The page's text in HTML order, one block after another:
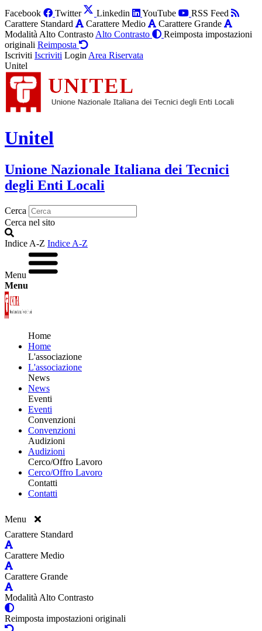
Facebook Twitter Linkedin YouTube
RSS Feed
Carattere Standard
Carattere Medio
Carattere Grande
Modalità Alto Contrasto Alto Contrasto
Reimposta impostazioni
originali Reimposta
Iscriviti Iscriviti Login Area Riservata
Unitel
Unitel
Unione Nazionale Italiana dei Tecnici
degli Enti Locali
Cerca
Cerca nel sito
Indice A-Z Indice A-Z
Menu
Menu
Home
Home
L'associazione
L'associazione
News
News
Eventi
Eventi
Convenzioni
Convenzioni
Audizioni
Audizioni
Cerco/Offro Lavoro
Cerco/Offro Lavoro
Contatti
Contatti
Menu
Carattere Standard
Carattere Medio
Carattere Grande
Modalità Alto Contrasto
Reimposta impostazioni originali